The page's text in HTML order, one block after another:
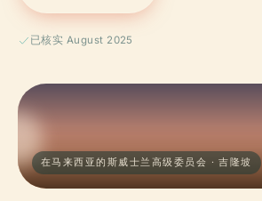
已核实 August 2025
在马来西亚的斯威士兰高级委员会 · 吉隆坡